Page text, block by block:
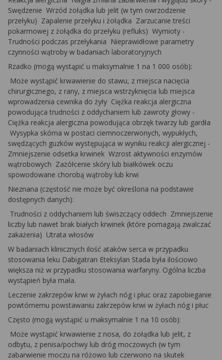
Swędzenie ­ Wrzód żołądka lub jelit (w tym owrzodzenie
przełyku) ­ Zapalenie przełyku i żołądka ­ Zarzucanie treści
pokarmowej z żołądka do przełyku (refluks) ­ Wymioty ­
Trudności podczas przełykania ­ Nieprawidłowe parametry
czynności wątroby w badaniach laboratoryjnych
Rzadko (mogą wystąpić u maksymalnie 1 na 1 000 osób):
­
Może wystąpić krwawienie do stawu, z miejsca nacięcia
chirurgicznego, z rany, z miejsca wstrzyknięcia lub miejsca
wprowadzenia cewnika do żyły ­ Ciężka reakcja alergiczna
powodująca trudności z oddychaniem lub zawroty głowy ­
Ciężka reakcja alergiczna powodująca obrzęk twarzy lub gardła
­ Wysypka skórna w postaci ciemnoczerwonych, wypukłych,
swędzących guzków występująca w wyniku reakcji alergicznej ­
Zmniejszenie odsetka krwinek ­ Wzrost aktywności enzymów
wątrobowych ­ Zażółcenie skóry lub białkówek oczu
spowodowane chorobą wątroby lub krwi
Nieznana (częstość nie może być określona na podstawie
dostępnych danych):
­ Trudności z oddychaniem lub świszczący oddech ­ Zmniejszenie
liczby lub nawet brak białych krwinek (które pomagają zwalczać
zakażenia) ­ Utrata włosów
W badaniach klinicznych ilość ataków serca w przypadku
stosowania leku Dabigatran Eteksylan Stada była ilościowo
większa niż w przypadku stosowania warfaryny. Ogólna liczba
wystąpień była mała.
Leczenie zakrzepów krwi w żyłach nóg i płuc oraz zapobieganie
powtórnemu powstawaniu zakrzepów krwi w żyłach nóg i płuc
Często (mogą wystąpić u maksymalnie 1 na 10 osób):
­ Może wystąpić krwawienie z nosa, do żołądka lub jelit, z
odbytu, z penisa/pochwy lub dróg moczowych (w tym
zabarwienie moczu na różowo lub czerwono na skutek